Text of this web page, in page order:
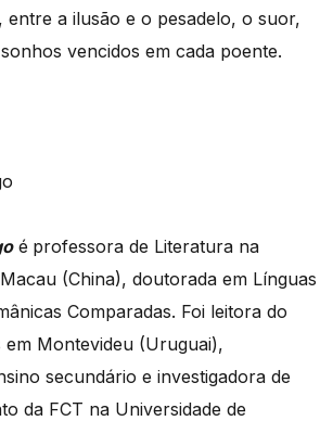
entre a ilusão e o pesadelo, o suor,
vencidos em cada poente.
é professora de Literatura na
(China), doutorada em Línguas
Comparadas. Foi leitora do
em Montevideu (Uruguai),
secundário e investigadora de
da FCT na Universidade de